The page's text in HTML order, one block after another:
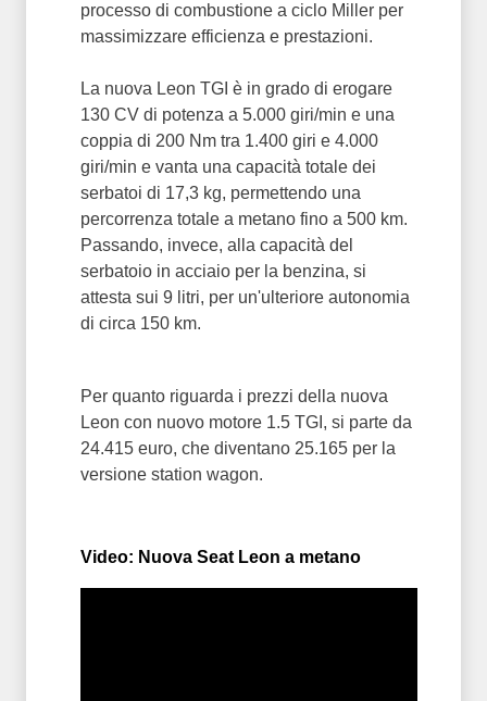
processo di combustione a ciclo Miller per
massimizzare efficienza e prestazioni.
La nuova Leon TGI è in grado di erogare
130 CV di potenza a 5.000 giri/min e una
coppia di 200 Nm tra 1.400 giri e 4.000
giri/min e vanta una capacità totale dei
serbatoi di 17,3 kg, permettendo una
percorrenza totale a metano fino a 500 km.
Passando, invece, alla capacità del
serbatoio in acciaio per la benzina, si
attesta sui 9 litri, per un'ulteriore autonomia
di circa 150 km.
Per quanto riguarda i prezzi della nuova
Leon con nuovo motore 1.5 TGI, si parte da
24.415 euro, che diventano 25.165 per la
versione station wagon.
Video: Nuova Seat Leon a metano